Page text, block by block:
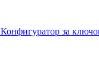
Конфигуратор за